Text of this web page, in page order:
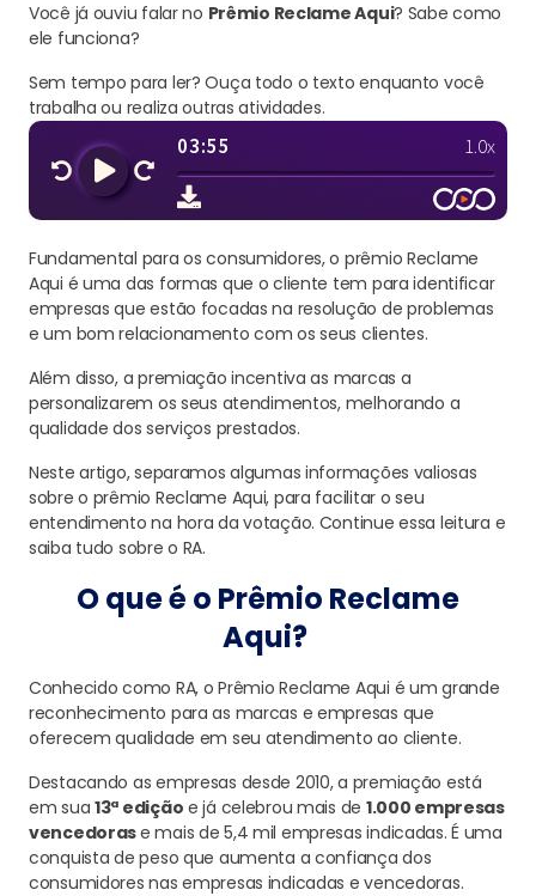
Você já ouviu falar no Prêmio Reclame Aqui? Sabe como
ele funciona?
Sem tempo para ler? Ouça todo o texto enquanto você
trabalha ou realiza outras atividades.
Fundamental para os consumidores, o prêmio Reclame
Aqui é uma das formas que o cliente tem para identificar
empresas que estão focadas na resolução de problemas
e um bom relacionamento com os seus clientes.
Além disso, a premiação incentiva as marcas a
personalizarem os seus atendimentos, melhorando a
qualidade dos serviços prestados.
Neste artigo, separamos algumas informações valiosas
sobre o prêmio Reclame Aqui, para facilitar o seu
entendimento na hora da votação. Continue essa leitura e
saiba tudo sobre o RA.
O que é o Prêmio Reclame
Aqui?
Conhecido como RA, o Prêmio Reclame Aqui é um grande
reconhecimento para as marcas e empresas que
oferecem qualidade em seu atendimento ao cliente.
Destacando as empresas desde 2010, a premiação está
em sua13ª edição e já celebrou mais de 1.000 empresas
vencedorase mais de 5,4 mil empresas indicadas. É uma
conquista de peso que aumenta a confiança dos
consumidores nas empresas indicadas e vencedoras.